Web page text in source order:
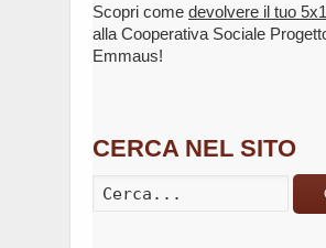
Scopri come devolvere il tuo
alla Cooperativa Sociale
Emmaus!
CERCA NEL SITO